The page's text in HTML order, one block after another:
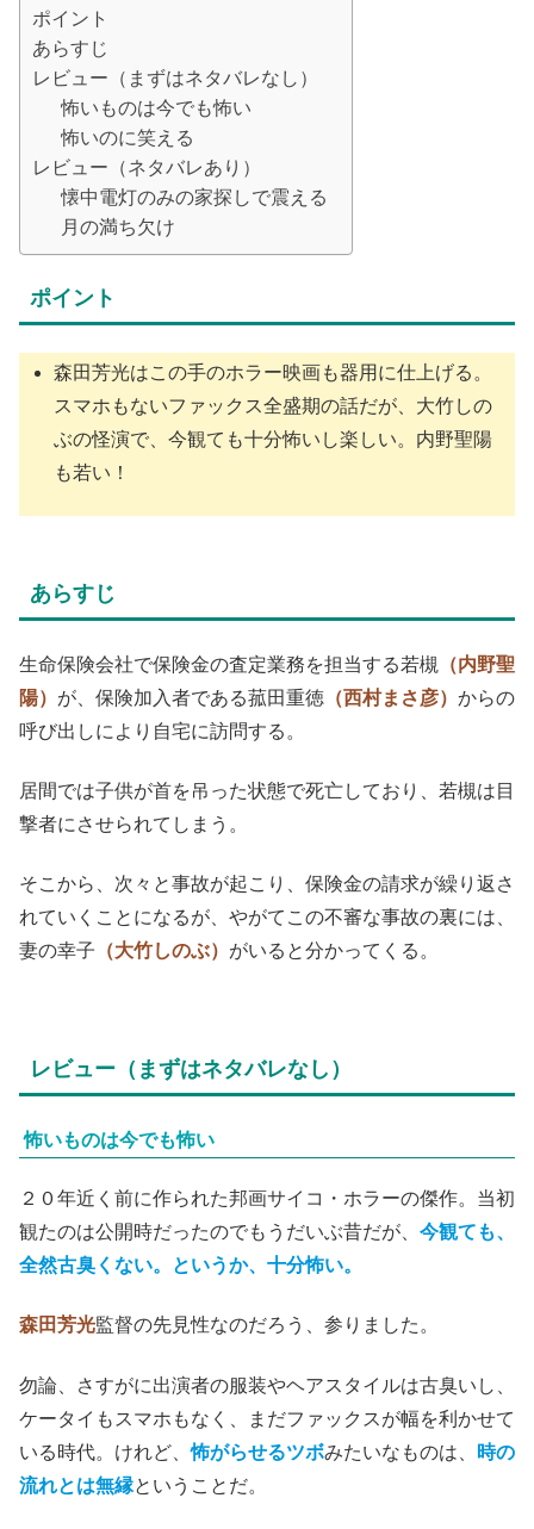
ポイント
あらすじ
レビュー（まずはネタバレなし）
怖いものは今でも怖い
怖いのに笑える
レビュー（ネタバレあり）
懐中電灯のみの家探しで震える
月の満ち欠け
ポイント
森田芳光はこの手のホラー映画も器用に仕上げる。
スマホもないファックス全盛期の話だが、大竹しの
ぶの怪演で、今観ても十分怖いし楽しい。内野聖陽
も若い！
あらすじ
生命保険会社で保険金の査定業務を担当する若槻
（内野聖
陽） が、保険加入者である菰田重徳 （西村まさ彦） からの
呼び出しにより自宅に訪問する。
居間では子供が首を吊った状態で死亡しており、若槻は目
撃者にさせられてしまう。
そこから、次々と事故が起こり、保険金の請求が繰り返さ
れていくことになるが、やがてこの不審な事故の裏には、
妻の幸子 （大竹しのぶ） がいると分かってくる。
レビュー（まずはネタバレなし）
怖いものは今でも怖い
２０年近く前に作られた邦画サイコ・ホラーの傑作。当初
観たのは公開時だったのでもうだいぶ昔だが、 今観ても、
全然古臭くない。というか、十分怖い。
森田芳光監督の先見性なのだろう、参りました。
勿論、さすがに出演者の服装やヘアスタイルは古臭いし、
ケータイもスマホもなく、まだファックスが幅を利かせて
いる時代。けれど、怖がらせるツボみたいなものは、
時の
流れとは無縁ということだ。